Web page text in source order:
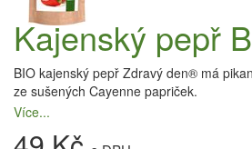
Kajenský pepř
BIO kajenský pepř Zdravý den® má
ze sušených Cayenne papriček.
Více...